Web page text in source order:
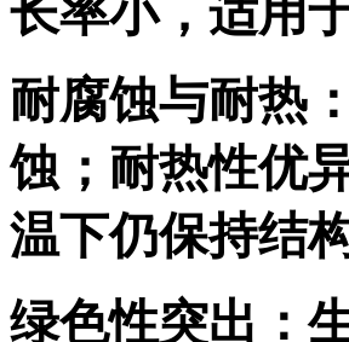
长率小，适用
耐腐蚀与耐热
蚀；耐热性优
温下仍保持结
绿色性突出：